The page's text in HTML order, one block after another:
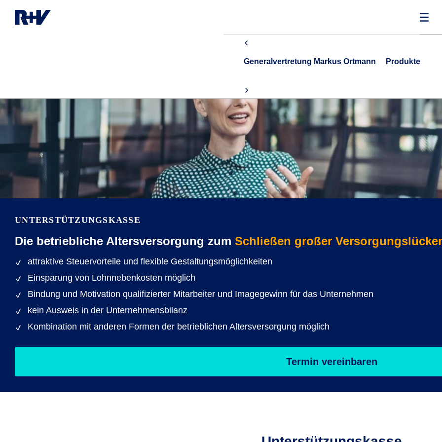
Generalvertretung Markus Ortmann Produkte
UNTERSTÜTZUNGS­KASSE
Die betriebliche Altersversorgung zum Schließen großer
attraktive Steuervorteile und flexible Gestaltungsmöglichkeiten
Einsparung von Lohnnebenkosten möglich
Bindung und Motivation qualifizierter Mitarbeiter und Imagegewinn für das Unternehmen
kein Ausweis in der Unternehmensbilanz
Kombination mit anderen Formen der betrieblichen Altersversorgung möglich
Termin vereinbaren